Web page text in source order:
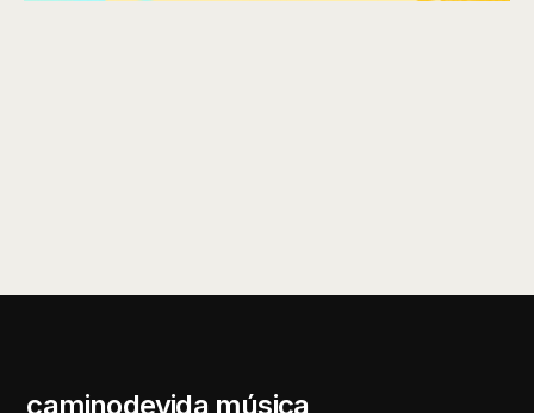
caminodevida música